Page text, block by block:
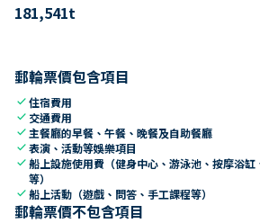
181,541t
郵輪票價包含項目
check住宿費用
check 交通費用
check 主餐廳的早餐、午餐、晚餐及自助餐廳
check表演、活動等娛樂項目
check船上設施使用費（健身中心、游泳池、按摩浴
等）
check船上活動（遊戲、問答、手工課程等）
郵輪票價不包含項目